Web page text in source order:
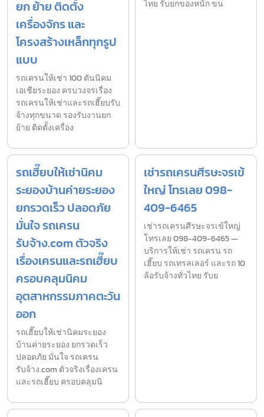
ยก ย้าย ติดตั้ง
เครื่องจักร และ
โครงสร้างเหล็กทุกรูป
แบบ
รถเครนให้เช่า 100 ตันนิคม
เอเชียระยอง ครบวงจรเรื่อง
รถเครนให้เช่าและรถเฮี๊ยบรับ
จ้างทุกขนาด รองรับงานยก
ย้าย ติดตั้งเครื่อง
ไทย รับยกของหนัก ขน
รถเฮี๊ยบให้เช่านิคม
ระยองบ้านค่ายระยอง
ยกรวดเร็ว ปลอดภัย
มั่นใจ รถเครน
รับจ้าง.com ตัวจริง
เรื่องเครนและรถเฮี๊ยบ
ครอบคลุมนิคม
อุตสาหกรรมภาคตะวัน
ออก
รถเฮี๊ยบให้เช่านิคมระยอง
บ้านค่ายระยอง ยกรวดเร็ว
ปลอดภัย มั่นใจ รถเครน
รับจ้าง.com ตัวจริงเรื่องเครน
และรถเฮี๊ยบ ครอบคลุมนิ
เช่ารถเครนศีรษะจรเข้
ใหญ่ โทรเลย 098-
409-6465
เช่ารถเครนศีรษะจรเข้ใหญ่
โทรเลย 098-409-6465 —
บริการให้เช่า รถเครน รถ
เฮี๊ยบ รถเทรลเลอร์ และรถ 10
ล้อรับจ้างทั่วไทย รับย